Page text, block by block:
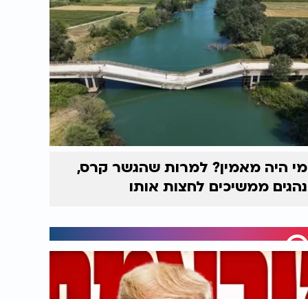
מי היה מאמין? למרות שהגשר קרס,
נהגים ממשיכים לחצות אותו